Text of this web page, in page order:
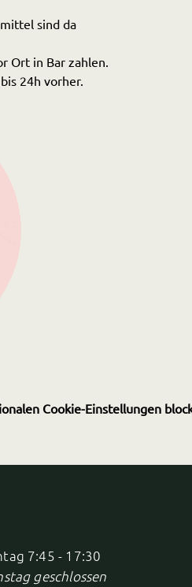
sind da
Ort in Bar zahlen.
24h vorher.
Cookie-Einstellungen
7:45 - 17:30
geschlossen